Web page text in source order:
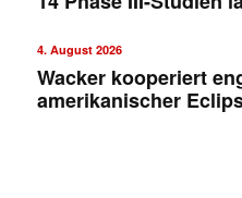
4. August 2026
Wacker kooperiert
amerikanischer